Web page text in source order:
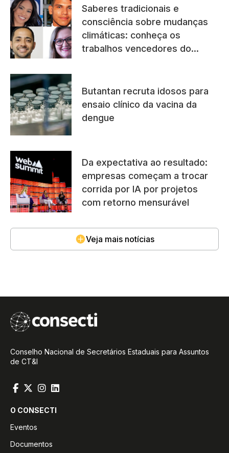
Saberes tradicionais e
consciência sobre mudanças
climáticas: conheça os
trabalhos vencedores do
Butantan recruta idosos para
ensaio clínico da vacina da
dengue
Da expectativa ao resultado:
empresas começam a trocar
corrida por IA por projetos
com retorno mensurável
Veja mais notícias
Conselho Nacional de Secretários Estaduais para Assuntos
de CT&I
O CONSECTI
Eventos
Documentos